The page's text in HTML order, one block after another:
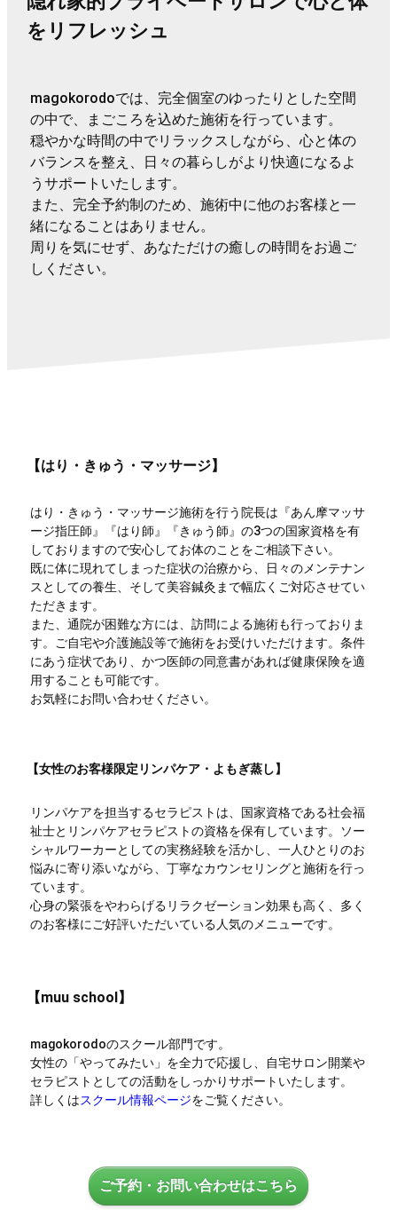
をリフレッシュ
magokorodoでは、完全個室のゆったりとした空間
の中で、まごころを込めた施術を行っています。
穏やかな時間の中でリラックスしながら、心と体の
バランスを整え、日々の暮らしがより快適になるよ
うサポートいたします。
また、完全予約制のため、施術中に他のお客様と一
緒になることはありません。
周りを気にせず、あなただけの癒しの時間をお過ご
しください。
【はり・きゅう・マッサージ】
はり・きゅう・マッサージ施術を行う院長は『あん摩マッサ
ージ指圧師』『はり師』『きゅう師』の3つの国家資格を有
しておりますので安心してお体のことをご相談下さい。
既に体に現れてしまった症状の治療から、日々のメンテナン
スとしての養生、そして美容鍼灸まで幅広くご対応させてい
ただきます。
また、通院が困難な方には、訪問による施術も行っておりま
す。ご自宅や介護施設等で施術をお受けいただけます。条件
にあう症状であり、かつ医師の同意書があれば健康保険を適
用することも可能です。
お気軽にお問い合わせください。
【女性のお客様限定リンパケア・よもぎ蒸し】
リンパケアを担当するセラピストは、国家資格である社会福
祉士とリンパケアセラピストの資格を保有しています。ソー
シャルワーカーとしての実務経験を活かし、一人ひとりのお
悩みに寄り添いながら、丁寧なカウンセリングと施術を行っ
ています。
心身の緊張をやわらげるリラクゼーション効果も高く、多く
のお客様にご好評いただいている人気のメニューです。
【muu school】
magokorodoのスクール部門です。
女性の「やってみたい」を全力で応援し、自宅サロン開業や
セラピストとしての活動をしっかりサポートいたします。
詳しくはスクール情報ページをご覧ください。
ご予約・お問い合わせはこちら